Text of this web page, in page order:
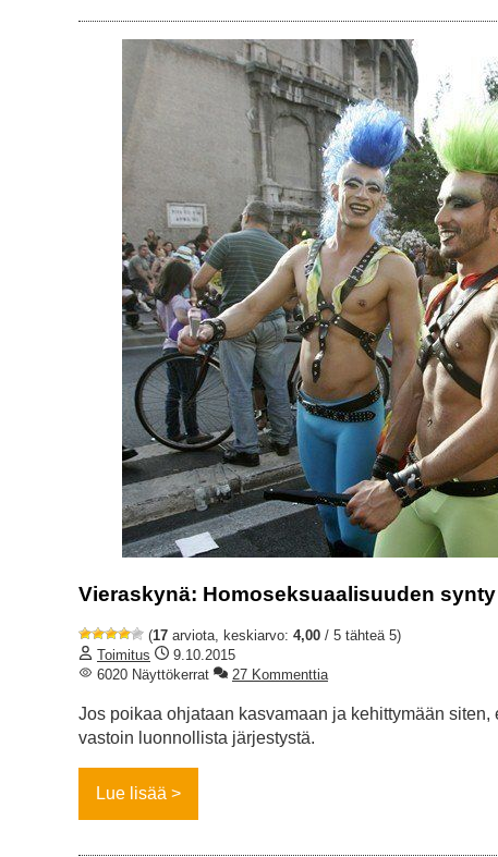
Vieraskynä: Homoseksuaalisuuden
(17 arviota, keskiarvo: 4,00 / 5 tähteä 5)
Toimitus
9.10.2015
6020 Näyttökerrat
27 Kommenttia
Jos poikaa ohjataan kasvamaan ja kehittymään
vastoin luonnollista järjestystä.
Lue lisää